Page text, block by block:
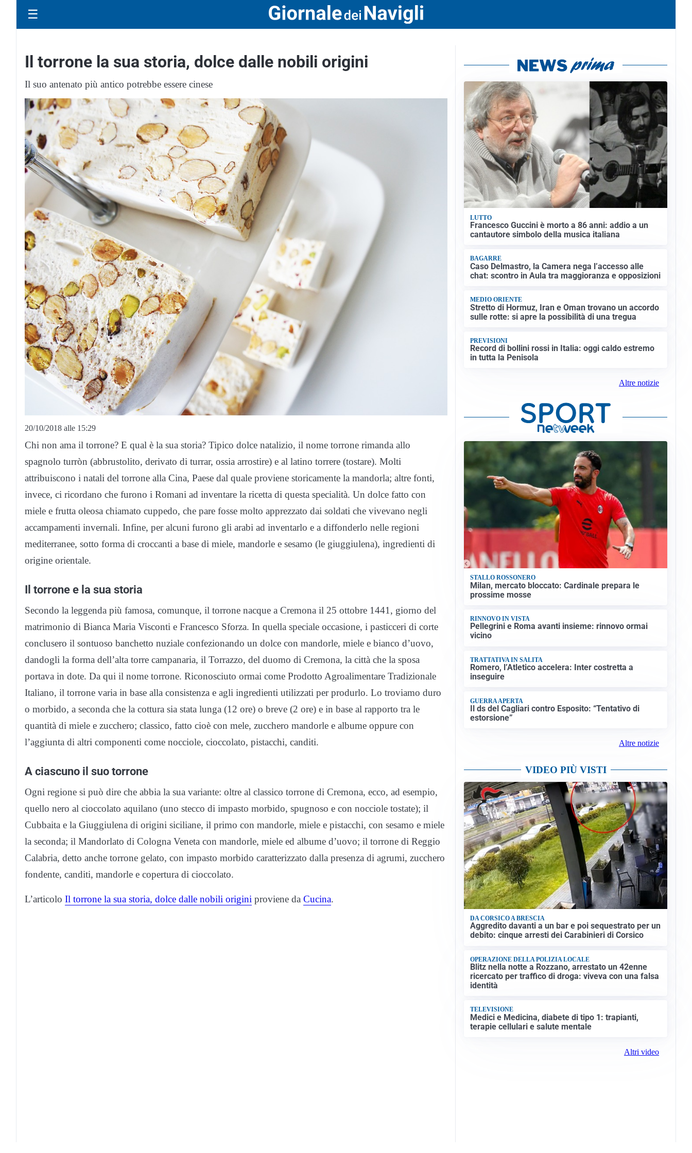
☰
Il torrone la sua storia, dolce dalle nobili origini
Il suo antenato più antico potrebbe essere cinese
20/10/2018 alle 15:29
Chi non ama il torrone? E qual è la sua storia? Tipico dolce natalizio, il nome torrone rimanda allo
spagnolo turròn (abbrustolito, derivato di turrar, ossia arrostire) e al latino torrere (tostare). Molti
attribuiscono i natali del torrone alla Cina, Paese dal quale proviene storicamente la mandorla; altre fonti,
invece, ci ricordano che furono i Romani ad inventare la ricetta di questa specialità. Un dolce fatto con
miele e frutta oleosa chiamato cuppedo, che pare fosse molto apprezzato dai soldati che vivevano negli
accampamenti invernali. Infine, per alcuni furono gli arabi ad inventarlo e a diffonderlo nelle regioni
mediterranee, sotto forma di croccanti a base di miele, mandorle e sesamo (le giuggiulena), ingredienti di
origine orientale.
Il torrone e la sua storia
Secondo la leggenda più famosa, comunque, il torrone nacque a Cremona il 25 ottobre 1441, giorno del
matrimonio di Bianca Maria Visconti e Francesco Sforza. In quella speciale occasione, i pasticceri di corte
conclusero il sontuoso banchetto nuziale confezionando un dolce con mandorle, miele e bianco d’uovo,
dandogli la forma dell’alta torre campanaria, il Torrazzo, del duomo di Cremona, la città che la sposa
portava in dote. Da qui il nome torrone. Riconosciuto ormai come Prodotto Agroalimentare Tradizionale
Italiano, il torrone varia in base alla consistenza e agli ingredienti utilizzati per produrlo. Lo troviamo duro
o morbido, a seconda che la cottura sia stata lunga (12 ore) o breve (2 ore) e in base al rapporto tra le
quantità di miele e zucchero; classico, fatto cioè con mele, zucchero mandorle e albume oppure con
l’aggiunta di altri componenti come nocciole, cioccolato, pistacchi, canditi.
A ciascuno il suo torrone
Ogni regione si può dire che abbia la sua variante: oltre al classico torrone di Cremona, ecco, ad esempio,
quello nero al cioccolato aquilano (uno stecco di impasto morbido, spugnoso e con nocciole tostate); il
Cubbaita e la Giuggiulena di origini siciliane, il primo con mandorle, miele e pistacchi, con sesamo e miele
la seconda; il Mandorlato di Cologna Veneta con mandorle, miele ed albume d’uovo; il torrone di Reggio
Calabria, detto anche torrone gelato, con impasto morbido caratterizzato dalla presenza di agrumi, zucchero
fondente, canditi, mandorle e copertura di cioccolato.
L’articolo Il torrone la sua storia, dolce dalle nobili origini proviene da Cucina.
LUTTO
Francesco Guccini è morto a 86 anni: addio a un
cantautore simbolo della musica italiana
BAGARRE
Caso Delmastro, la Camera nega l’accesso alle
chat: scontro in Aula tra maggioranza e opposizioni
MEDIO ORIENTE
Stretto di Hormuz, Iran e Oman trovano un accordo
sulle rotte: si apre la possibilità di una tregua
PREVISIONI
Record di bollini rossi in Italia: oggi caldo estremo
in tutta la Penisola
Altre notizie
STALLO ROSSONERO
Milan, mercato bloccato: Cardinale prepara le
prossime mosse
RINNOVO IN VISTA
Pellegrini e Roma avanti insieme: rinnovo ormai
vicino
TRATTATIVA IN SALITA
Romero, l’Atletico accelera: Inter costretta a
inseguire
GUERRA APERTA
Il ds del Cagliari contro Esposito: “Tentativo di
estorsione”
Altre notizie
VIDEO PIÙ VISTI
DA CORSICO A BRESCIA
Aggredito davanti a un bar e poi sequestrato per un
debito: cinque arresti dei Carabinieri di Corsico
OPERAZIONE DELLA POLIZIA LOCALE
Blitz nella notte a Rozzano, arrestato un 42enne
ricercato per traffico di droga: viveva con una falsa
identità
TELEVISIONE
Medici e Medicina, diabete di tipo 1: trapianti,
terapie cellulari e salute mentale
Altri video